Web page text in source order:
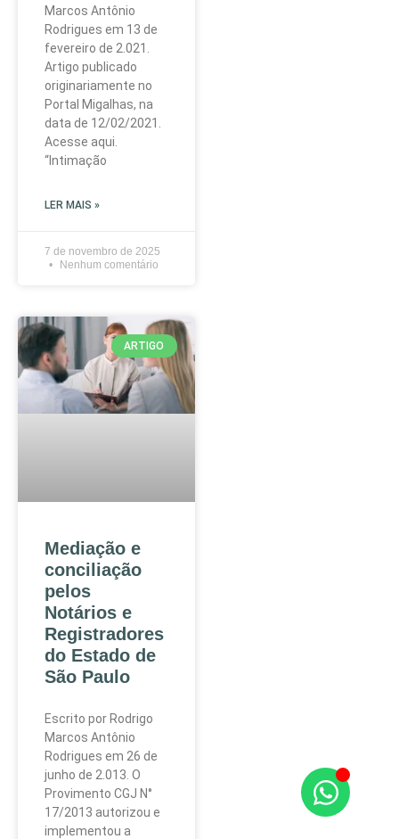
Marcos Antônio
Rodrigues em 13 de
fevereiro de 2.021.
Artigo publicado
originariamente no
Portal Migalhas, na
data de 12/02/2021.
Acesse aqui.
“Intimação
LER MAIS »
7 de novembro de 2025
Nenhum comentário
ARTIGO
Mediação e
conciliação
pelos
Notários e
Registradores
do Estado de
São Paulo
Escrito por Rodrigo
Marcos Antônio
Rodrigues em 26 de
junho de 2.013. O
Provimento CGJ N°
17/2013 autorizou e
implementou a